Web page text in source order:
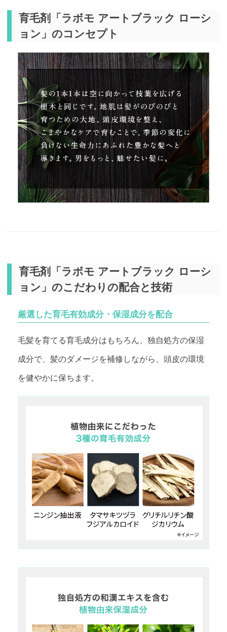
育毛剤「ラボモ アートブラック ローシ
ョン」のコンセプト
育毛剤「ラボモ アートブラック ローシ
ョン」のこだわりの配合と技術
厳選した育毛有効成分・保湿成分を配合
毛髪を育てる育毛成分はもちろん、独自処方の保湿
成分で、髪のダメージを補修しながら、頭皮の環境
を健やかに保ちます。